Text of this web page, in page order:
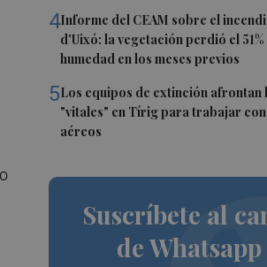
4Informe del CEAM sobre el
d'Uixó: la vegetación perdió el 51%
humedad en los meses previos
5Los equipos de extinción afrontan
"vitales" en Tírig para trabajar
aéreos
Suscríbete al
de Whatsapp